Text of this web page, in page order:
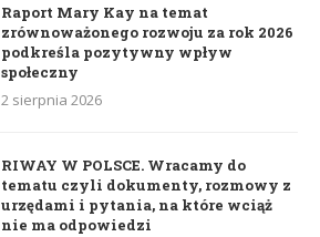
Raport Mary Kay na temat
zrównoważonego rozwoju za rok 2026
podkreśla pozytywny wpływ
społeczny
2 sierpnia 2026
RIWAY W POLSCE. Wracamy do
tematu czyli dokumenty, rozmowy z
urzędami i pytania, na które wciąż
nie ma odpowiedzi